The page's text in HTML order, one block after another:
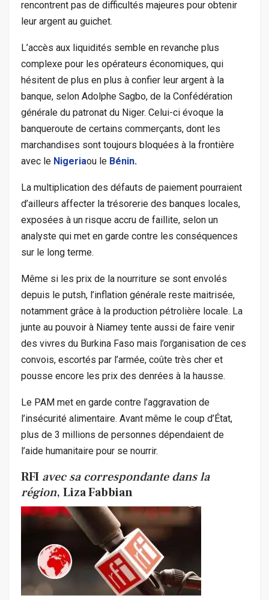
rencontrent pas de difficultés majeures pour obtenir
leur argent au guichet.
L’accès aux liquidités semble en revanche plus
complexe pour les opérateurs économiques, qui
hésitent de plus en plus à confier leur argent à la
banque, selon Adolphe Sagbo, de la Confédération
générale du patronat du Niger. Celui-ci évoque la
banqueroute de certains commerçants, dont les
marchandises sont toujours bloquées à la frontière
avec le Nigeriaou le Bénin.
La multiplication des défauts de paiement pourraient
d’ailleurs affecter la trésorerie des banques locales,
exposées à un risque accru de faillite, selon un
analyste qui met en garde contre les conséquences
sur le long terme.
Même si les prix de la nourriture se sont envolés
depuis le putsh, l’inflation générale reste maitrisée,
notamment grâce à la production pétrolière locale. La
junte au pouvoir à Niamey tente aussi de faire venir
des vivres du Burkina Faso mais l’organisation de ces
convois, escortés par l’armée, coûte très cher et
pousse encore les prix des denrées à la hausse.
Le PAM met en garde contre l’aggravation de
l’insécurité alimentaire. Avant même le coup d’État,
plus de 3 millions de personnes dépendaient de
l’aide humanitaire pour se nourrir.
RFI avec sa correspondante dans la
région, Liza Fabbian